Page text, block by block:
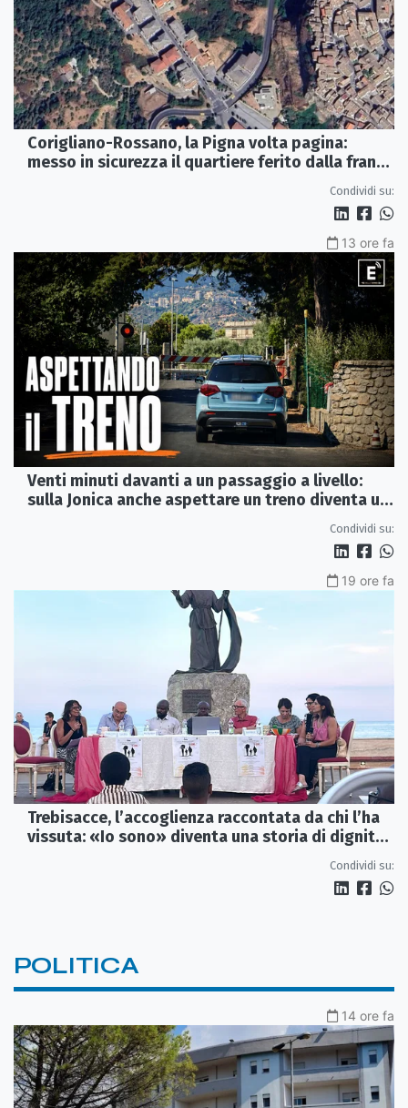
Corigliano-Rossano, la Pigna volta pagina:
messo in sicurezza il quartiere ferito dalla frana
Condividi su:
13 ore fa
Venti minuti davanti a un passaggio a livello:
sulla Jonica anche aspettare un treno diventa un
Condividi su:
19 ore fa
Trebisacce, l’accoglienza raccontata da chi l’ha
vissuta: «Io sono» diventa una storia di dignità
Condividi su:
POLITICA
14 ore fa